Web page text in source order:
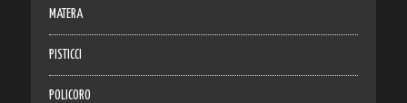
MATERA
PISTICCI
POLICORO